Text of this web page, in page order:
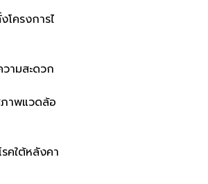
ครงการไ
ามสะดวก
าพแวดล้อ
คใต้หลังคา